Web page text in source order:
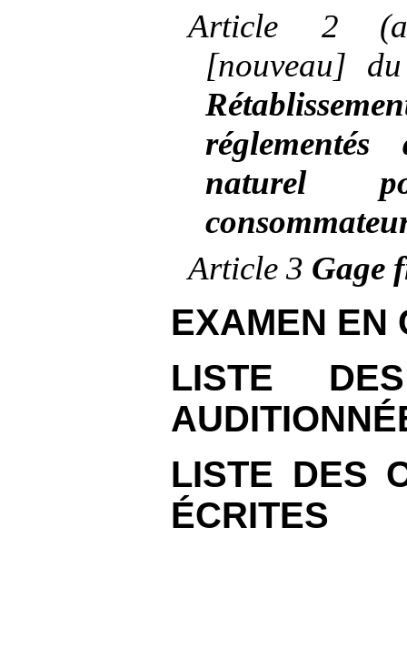
Article
2
[nouveau]
naturel
Article 3 Gage
EXAMEN EN
LISTE
LISTE DES
ÉCRITES